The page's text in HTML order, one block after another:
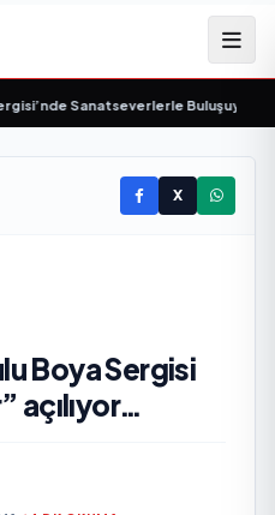
Sanatseverlerle Buluşuyor•
X
Boya Sergisi
açılıyor…